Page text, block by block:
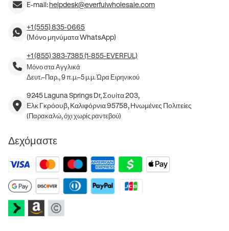
E-mail:helpdesk@everfulwholesale.com
+1 (555) 835-0665
(Μόνο μηνύματα WhatsApp)
+1 (855) 383-7385 (1-855-EVERFUL)
Μόνο στα Αγγλικά
Δευτ.–Παρ., 9 π.μ.–5 μ.μ. Ώρα Ειρηνικού
9245 Laguna Springs Dr, Σουίτα 203,
Ελκ Γκρόουβ, Καλιφόρνια 95758, Ηνωμένες Πολιτείες
(Παρακαλώ, όχι χωρίς ραντεβού)
Δεχόμαστε